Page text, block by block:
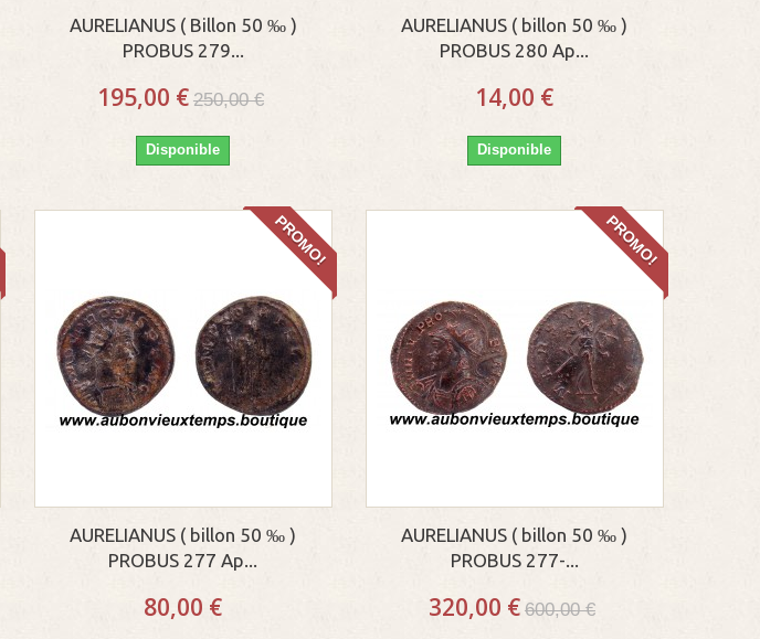
AURELIANUS ( Billon 50 ‰ )
PROBUS 279...
195,00 € 250,00 €
Disponible
AURELIANUS ( billon 50 ‰ )
PROBUS 280 Ap...
14,00 €
Disponible
PROMO!
AURELIANUS ( billon 50 ‰ )
PROBUS 277 Ap...
80,00 €
PROMO!
AURELIANUS ( billon 50 ‰ )
PROBUS 277-...
320,00 € 600,00 €